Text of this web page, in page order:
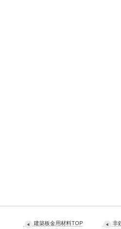
建築板金用材料TOP 非